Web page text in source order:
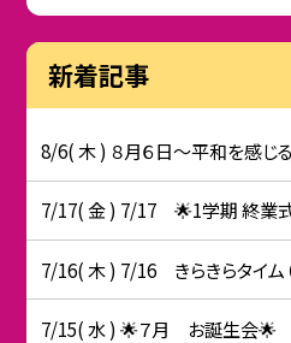
新着記事
8/6( 木 ) ８月６日～平和を感じ
7/17( 金 ) 7/17 🌟1学期 終業
7/16( 木 ) 7/16 きらきらタイム
7/15( 水 ) 🌟７月 お誕生会🌟